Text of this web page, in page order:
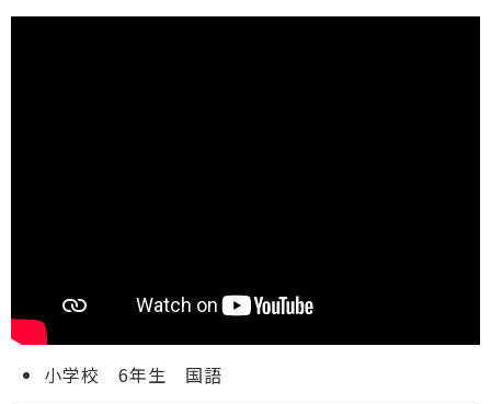
小学校 6年生 国語